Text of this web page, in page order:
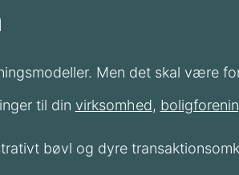
Men det skal være
til din virksomhed,
bøvl og dyre